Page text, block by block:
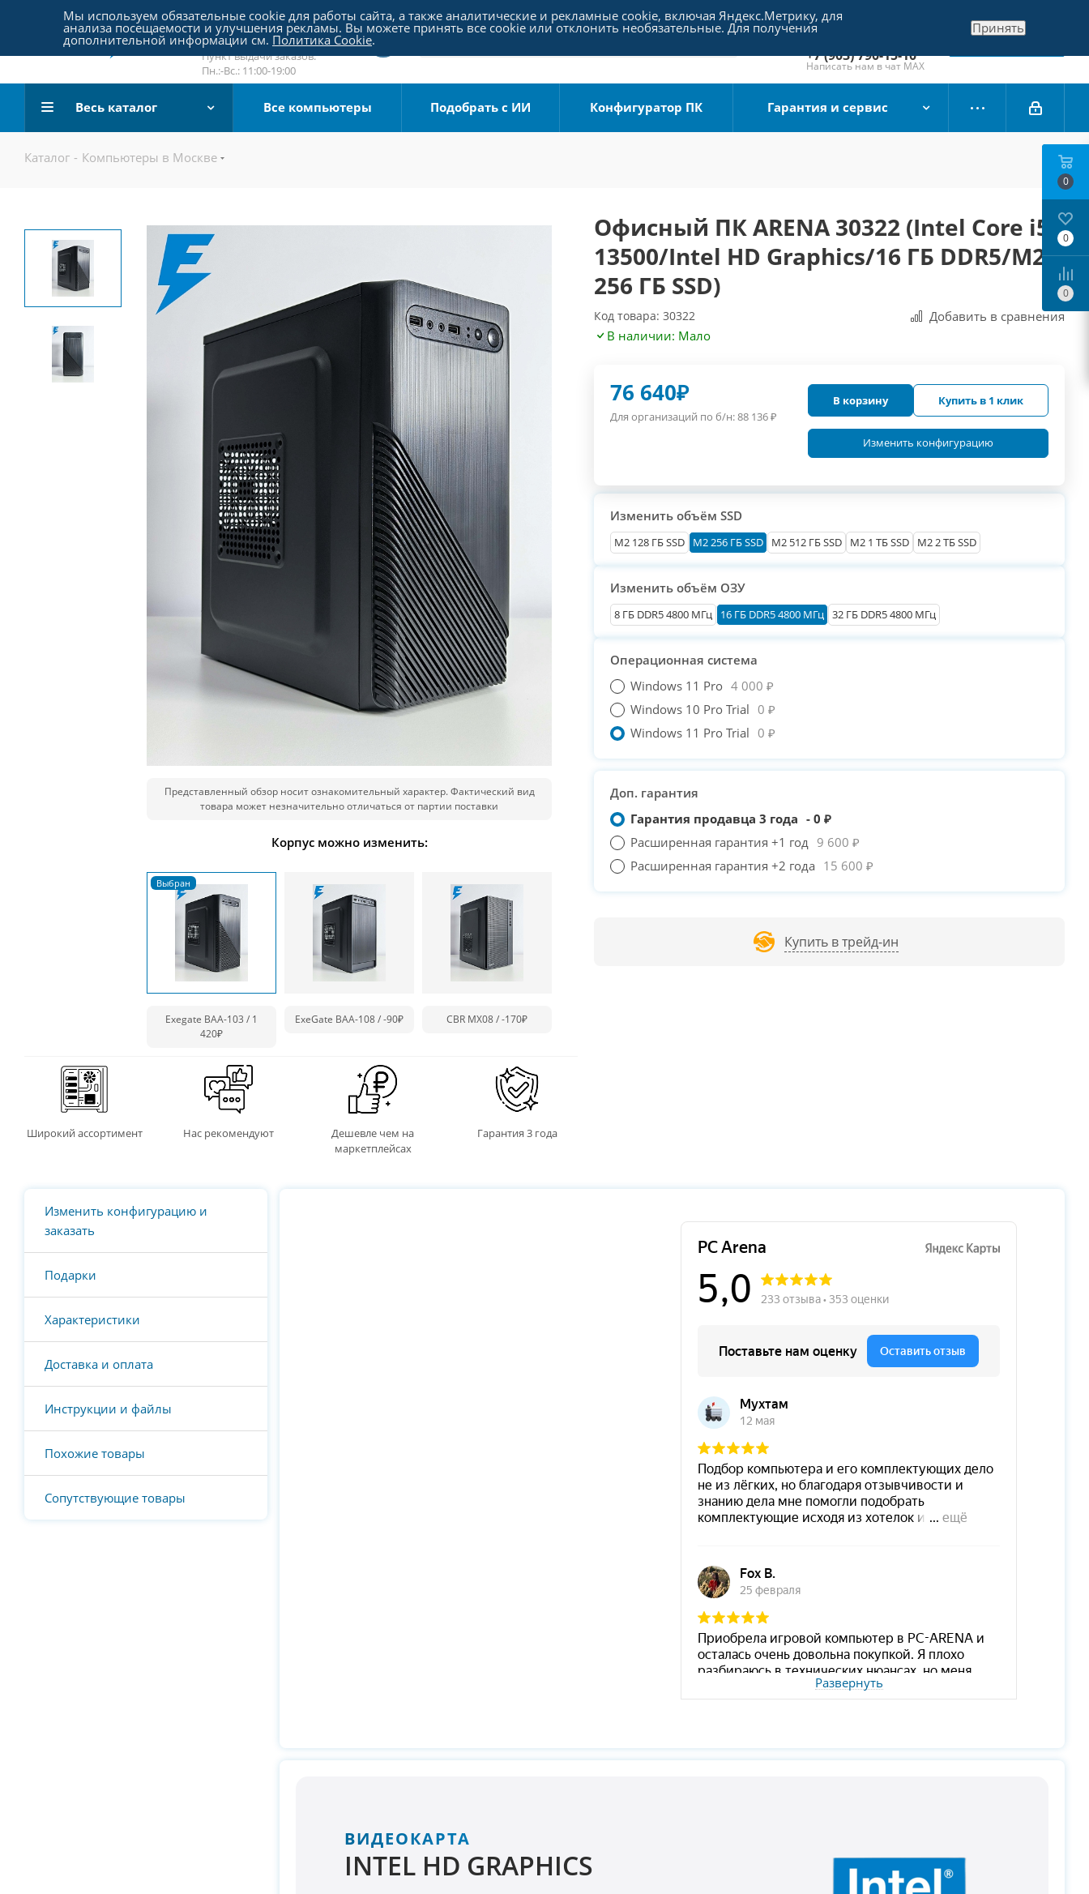
Пятницкое шоссе 18, пав. 267
email:sale@pc-arena.ru
Пн.:-Вс.: 10:00-20:00
Пункт выдачи заказов:
Пн.:-Вс.: 11:00-19:00
+7 (495) 790-15-10
Отдел продаж
+7 (903) 790-15-10
Написать нам в чат MAX
Заказать звонок
Весь каталог Все компьютеры Подобрать с ИИ Конфигуратор ПК Гарантия и сервис
Каталог - Компьютеры в Москве
Представленный обзор носит ознакомительный характер. Фактический вид
товара может незначительно отличаться от партии поставки
Корпус можно изменить:
Exegate BAA-103 / 1
420₽
ExeGate BAA-108 /-90₽ CBR MX08 /-170₽
Широкий ассортимент Нас рекомендуют
Дешевле чем на
маркетплейсах
Гарантия 3 года
Офисный ПК ARENA 30322 (Intel Core i5-
13500/Intel HD Graphics/16 ГБ DDR5/M2
256 ГБ SSD)
Код товара: 30322
Добавить в сравнения
В наличии: Мало
76 640₽
Для организаций по б/н:88 136₽
В корзину Купить в 1 клик
Изменить конфигурацию
Изменить объём SSD
М2 128 ГБ SSD M2 256 ГБ SSD M2 512 ГБ SSD M2 1 ТБ SSD M2 2 ТБ SSD
Изменить объём ОЗУ
8 ГБ DDR5 4800 МГц 16 ГБ DDR5 4800 МГц 32 ГБ DDR5 4800 МГц
Операционная система
Windows 11 Pro 4 000 ₽
Windows 10 Pro Trial 0 ₽
Windows 11 Pro Trial 0 ₽
Доп. гарантия
Гарантия продавца 3 года - 0 ₽
Расширенная гарантия +1 год 9 600 ₽
Расширенная гарантия +2 года 15 600 ₽
Купить в трейд-ин
Изменить конфигурацию и
заказать
Подарки
Характеристики
Доставка и оплата
Инструкции и файлы
Похожие товары
Сопутствующие товары
Развернуть
ВИДЕОКАРТА
INTEL HD GRAPHICS
0
0
0
Мы используем обязательные cookie для работы сайта, а также аналитические и рекламные cookie, включая Яндекс.Метрику, для
анализа посещаемости и улучшения рекламы. Вы можете принять все cookie или отклонить необязательные. Для получения
дополнительной информации см. Политика Cookie.
Принять